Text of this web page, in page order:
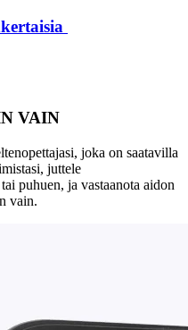
VAIN
joka on saatavilla
juttele
puhuen, ja vastaanota aidon
vain.